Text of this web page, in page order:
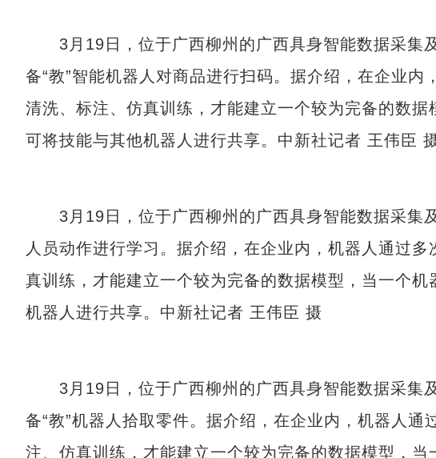
3月19日，位于广西柳州的广西具身智能数据采集
备“教”智能机器人对商品进行扫码。据介绍，在企业内
清洗、标注、仿真训练，才能建立一个较为完备的数据
可将技能与其他机器人进行共享。中新社记者 王伟臣
3月19日，位于广西柳州的广西具身智能数据采集
人员动作进行学习。据介绍，在企业内，机器人通过
真训练，才能建立一个较为完备的数据模型，当一个机
机器人进行共享。中新社记者 王伟臣 摄
3月19日，位于广西柳州的广西具身智能数据采集
备“教”机器人拾取零件。据介绍，在企业内，机器人通
注、仿真训练，才能建立一个较为完备的数据模型，当